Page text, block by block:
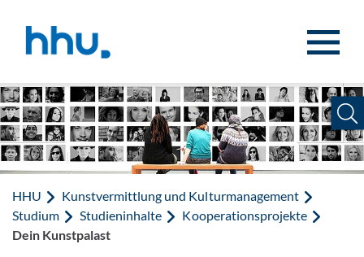
HHU
Kunstvermittlung und Kulturmanagement
Studium
Studieninhalte
Kooperationsprojekte
Dein Kunstpalast